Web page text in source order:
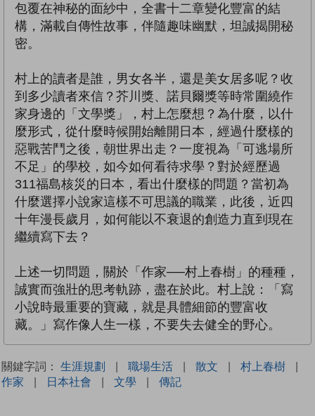
包覆在神秘的面紗中，全書十二章變化豐富的結
構，滿載自傳性故事，伴隨趣味幽默，坦誠揭開秘
密。
村上的讀者是誰，男女各半，還是美女居多呢？收
到多少讀者來信？芥川獎、諾貝爾獎等時常圍繞作
家身邊的「文學獎」，村上怎麼想？為什麼，以什
麼形式，從什麼時候開始離開日本，經過什麼樣的
惡戰苦鬥之後，朝世界出走？一度視為「可逃場所
不足」的學校，如今如何看待求學？對於經歷過
311福島核災的日本，看出什麼樣的問題？當初為
什麼選擇小說家這樣不可思議的職業，此後，近四
十年漫長歲月，如何能以不衰退的創造力直到現在
繼續寫下去？
上述一切問題，關於「作家──村上春樹」的種種，
誠實而強壯的思考軌跡，盡在於此。村上說：「寫
小說時最重要的寶藏，就是具體細節的豐富收
藏。」寫作像人生一樣，不要失去健全的野心。
關鍵字詞： 生涯規劃 | 職場生活 | 散文 | 村上春樹
|
作家
| 日本社會 | 文學 | 傳記